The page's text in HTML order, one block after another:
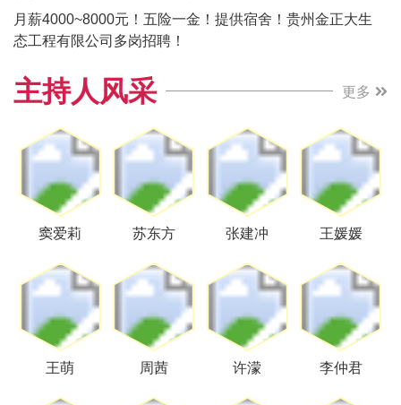
月薪4000~8000元！五险一金！提供宿舍！贵州金正大生
态工程有限公司多岗招聘！
主持人风采 更多
窦爱莉 苏东方 张建冲 王媛媛
王萌 周茜 许濛 李仲君